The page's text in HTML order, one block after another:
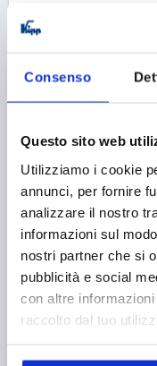
Consenso
Questo sito web
Utilizziamo i cookie
annunci, per fornire
analizzare il nostro
informazioni sul
nostri partner che si
pubblicità e social
con altre
raccolto dal tuo
HOLE SPACING=180
32,24 €
plus shipping costs
PRODUCT DETAILS